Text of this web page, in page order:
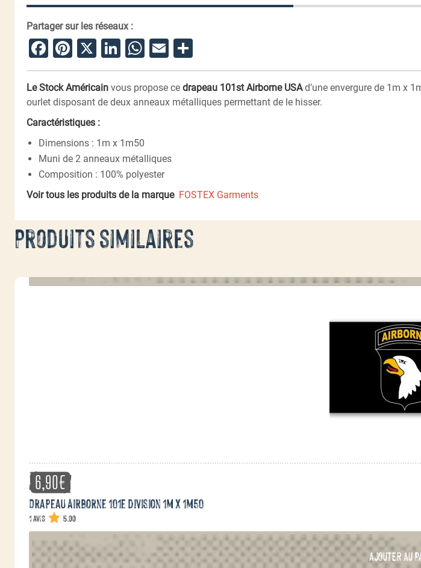
Partager sur les réseaux :
Facebook
Pinterest
X LinkedIn
WhatsApp
Email
Le Stock Américain vous propose ce drapeau 101st Airborne USAd’une envergure de 1m x
ourlet disposant de deux anneaux métalliques permettant de le hisser.
Caractéristiques :
Dimensions : 1m x 1m50
Muni de 2 anneaux métalliques
Composition : 100% polyester
Voir tous les produits de la marque FOSTEX Garments
Produits similaires
6,90€
Drapeau Airborne 101e division 1m x 1m50
1 avis 5.00
AJOUTER AU